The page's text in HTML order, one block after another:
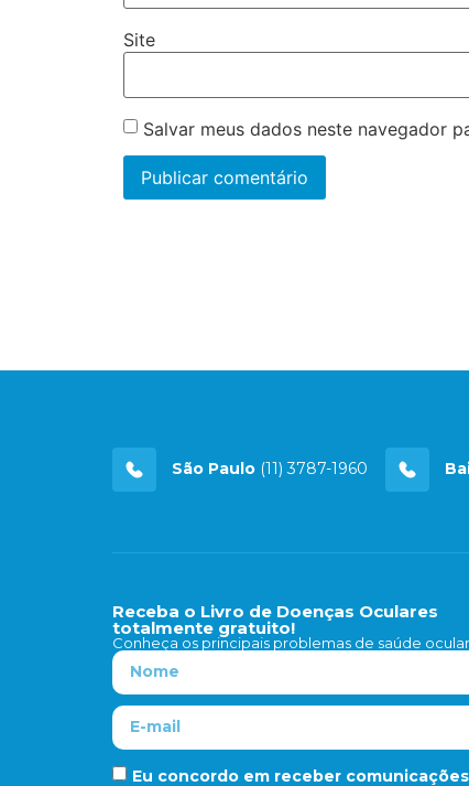
Site
Salvar meus dados neste navegador
São Paulo (11) 3787-1960
Receba o Livro de Doenças Oculares
totalmente gratuito!
Conheça os principais problemas de saúde
Eu concordo em receber comunicações